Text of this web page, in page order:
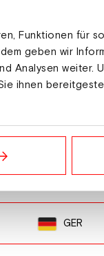
Funktionen für
geben wir
Analysen weiter.
ihnen
SVK
AUT
GER